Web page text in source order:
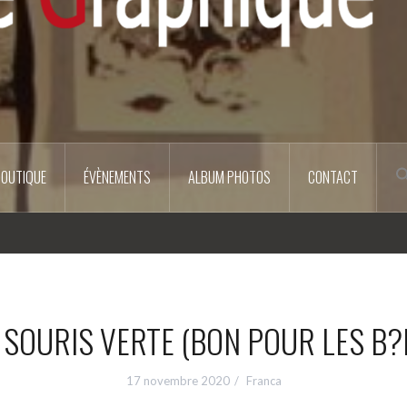
ÉVÈNEMENTS ALBUM PHOTOS CONTACT
VERTE (BON POUR LES
17 novembre 2020 Franca